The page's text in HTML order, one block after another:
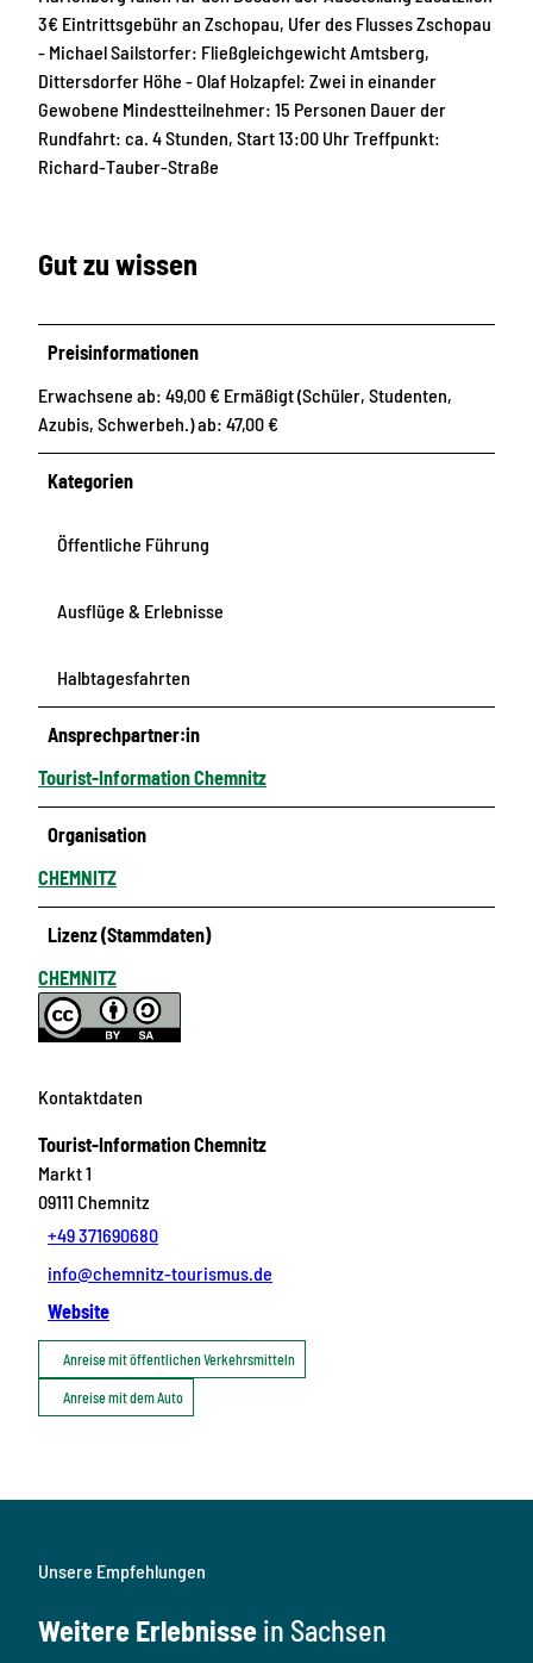
3€ Eintrittsgebühr an Zschopau, Ufer des Flusses Zschopau
- Michael Sailstorfer: Fließgleichgewicht Amtsberg,
Dittersdorfer Höhe - Olaf Holzapfel: Zwei in einander
Gewobene Mindestteilnehmer: 15 Personen Dauer der
Rundfahrt: ca. 4 Stunden, Start 13:00 Uhr Treffpunkt:
Richard-Tauber-Straße
Gut zu wissen
Preisinformationen
Erwachsene ab: 49,00 € Ermäßigt (Schüler, Studenten,
Azubis, Schwerbeh.) ab: 47,00 €
Kategorien
Öffentliche Führung
Ausflüge & Erlebnisse
Halbtagesfahrten
Ansprechpartner:in
Tourist-Information Chemnitz
Organisation
CHEMNITZ
Lizenz (Stammdaten)
CHEMNITZ
Kontaktdaten
Tourist-Information Chemnitz
Markt 1
09111 Chemnitz
+49 371690680
info@chemnitz-tourismus.de
Website
Anreise mit öffentlichen Verkehrsmitteln
Anreise mit dem Auto
Unsere Empfehlungen
Weitere Erlebnisse in Sachsen